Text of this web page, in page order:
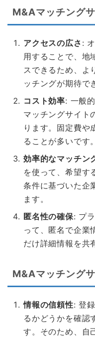
M&Aマッチング
アクセスの広さ :
用することで、地
スできるため、よ
ッチングが期待で
コスト効率: 一般
マッチングサイト
ります。固定費や
ることが多いです。
効率的なマッチン
を使って、希望す
条件に基づいた企
ます。
匿名性の確保: プ
って、匿名で企業
だけ詳細情報を共
M&Aマッチング
情報の信頼性: 登
るかどうかを確認
す。そのため、自